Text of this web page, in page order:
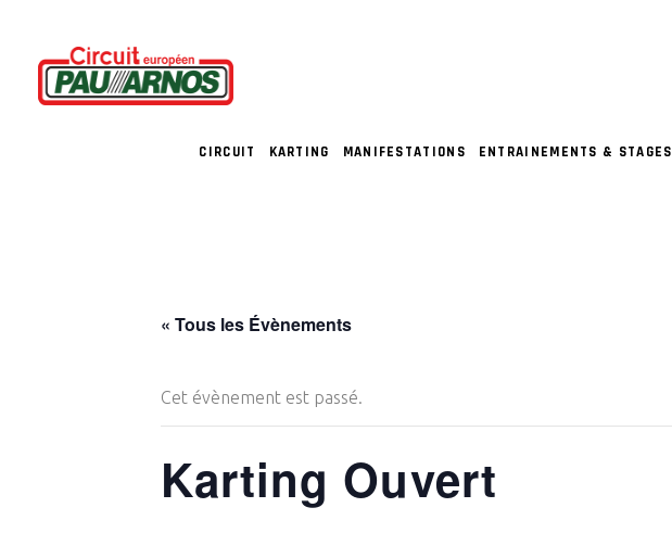
CIRCUIT KARTING MANIFESTATIONS ENTRAINEMENTS & STAGES
« Tous les Évènements
Cet évènement est passé.
Karting Ouvert